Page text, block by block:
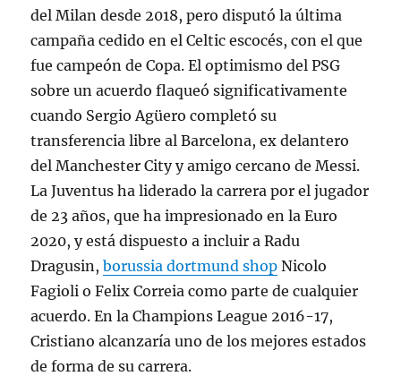
del Milan desde 2018, pero disputó la última
campaña cedido en el Celtic escocés, con el que
fue campeón de Copa. El optimismo del PSG
sobre un acuerdo flaqueó significativamente
cuando Sergio Agüero completó su
transferencia libre al Barcelona, ex delantero
del Manchester City y amigo cercano de Messi.
La Juventus ha liderado la carrera por el jugador
de 23 años, que ha impresionado en la Euro
2020, y está dispuesto a incluir a Radu
Dragusin,borussia dortmund shop Nicolo
Fagioli o Felix Correia como parte de cualquier
acuerdo. En la Champions League 2016-17,
Cristiano alcanzaría uno de los mejores estados
de forma de su carrera.